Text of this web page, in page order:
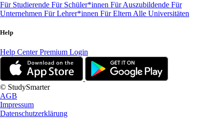
Für Studierende Für Schüler*innen Für Auszubildende Für
Unternehmen Für Lehrer*innen Für Eltern Alle Universitäten
Help
Help CenterPremium Login
© StudySmarter
AGB
Impressum
Datenschutzerklärung